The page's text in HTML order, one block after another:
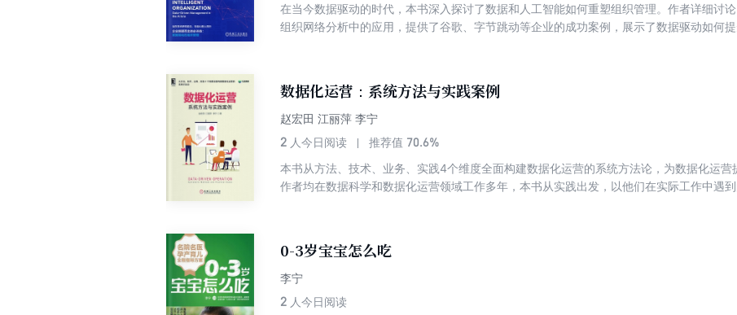
在当今数据驱动的时代，本书深入探讨了数据和人工智能如何重塑组织管理。作者详细讨
组织网络分析中的应用，提供了谷歌、字节跳动等企业的成功案例，展示了数据驱动如何
数据化运营：系统方法与实践案例
赵宏田 江丽萍 李宁
2 人今日阅读 推荐值 70.6%
本书从方法、技术、业务、实践4个维度全面构建数据化运营的系统方法论，为数据化运营
作者均在数据科学和数据化运营领域工作多年，本书从实践出发，以他们在实际工作中遇
分析方法，*后介绍了各类数据管理报表（模板）； 应用篇（第4~9章） 开篇首先系统讲解
5个综合性的案例讲解了进行数据分析、数据挖掘和数据化运营的完整流程和应用方式。在
和目标，再阐述分析方法和建模流程，*后完成数据的处理和在业务上的应用。 提高篇（第
像建模”，从建模流程、标签开发到画像应用，并辅以案例的方式讲解如何用HQL语言建立
0-3岁宝宝怎么吃
李宁
2 人今日阅读